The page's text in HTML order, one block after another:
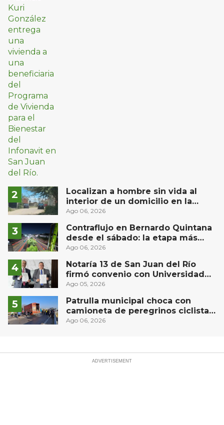
Localizan a hombre sin vida al
interior de un domicilio en la
comunidad El Rodeo, San Juan del
Ago 06, 2026
Contraflujo en Bernardo Quintana
desde el sábado: la etapa más
compleja del operativo vial
Ago 06, 2026
Notaría 13 de San Juan del Río
firmó convenio con Universidad
Privada del Bajío para recibir
Ago 05, 2026
Patrulla municipal choca con
camioneta de peregrinos ciclistas
en la autopista México-Querétaro
Ago 06, 2026